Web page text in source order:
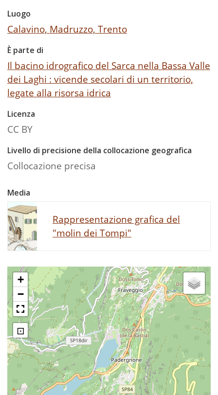
Luogo
Calavino, Madruzzo, Trento
È parte di
Il bacino idrografico del Sarca nella Bassa Valle
dei Laghi : vicende secolari di un territorio,
legate alla risorsa idrica
Licenza
CC BY
Livello di precisione della collocazione geografica
Collocazione precisa
Media
Rappresentazione grafica del
"molin dei Tompi"
+
−
⊡